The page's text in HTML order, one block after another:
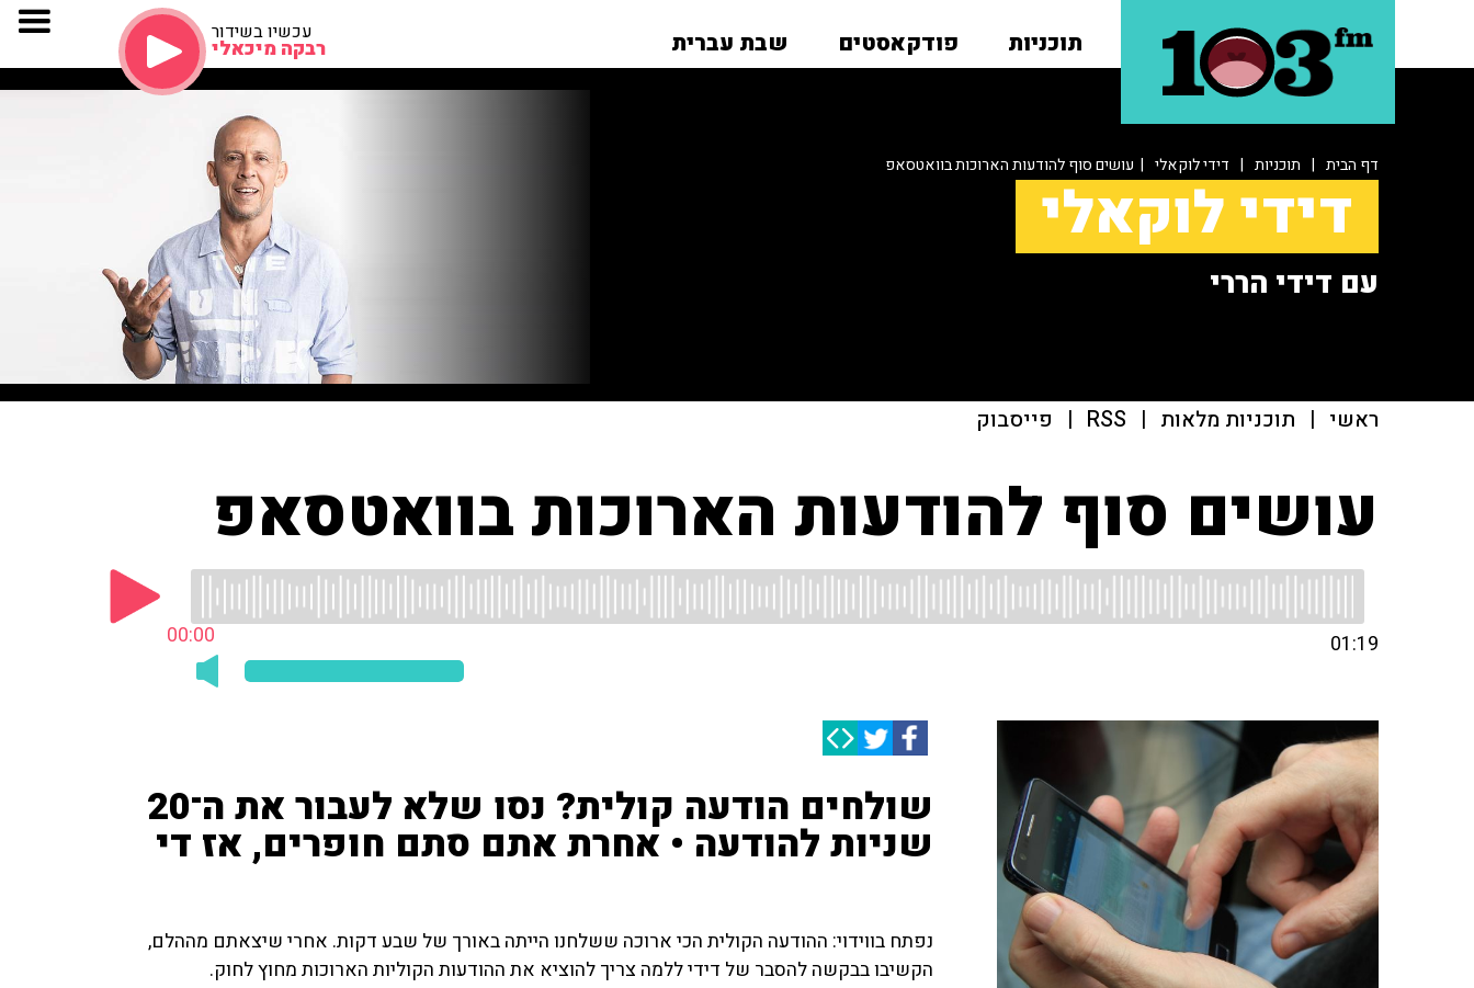
תוכניות פודקאסטים שבת עברית עכשיו בשידור
רבקה מיכאלי
דף הבית | תוכניות | דידי לוקאלי | עושים סוף להודעות הארוכות בוואטסאפ
דידי לוקאלי
עם דידי הררי
ראשי | תוכניות מלאות |
RSS
| פייסבוק
עושים סוף להודעות הארוכות בוואטסאפ
00:00 01:19
שולחים הודעה קולית? נסו שלא לעבור את ה־20
שניות להודעה • אחרת אתם סתם חופרים, אז די
נפתח בווידוי: ההודעה הקולית הכי ארוכה ששלחנו הייתה באורך של שבע דקות. אחרי שיצאתם מההלם,
הקשיבו בבקשה להסבר של דידי ללמה צריך להוציא את ההודעות הקוליות הארוכות מחוץ לחוק.